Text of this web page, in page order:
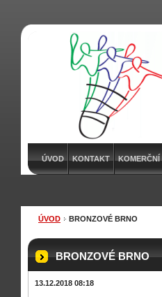
ÚVOD KONTAKT
ÚVOD BRONZOVÉ BRNO
BRONZOVÉ BRNO
13.12.2018 08:18